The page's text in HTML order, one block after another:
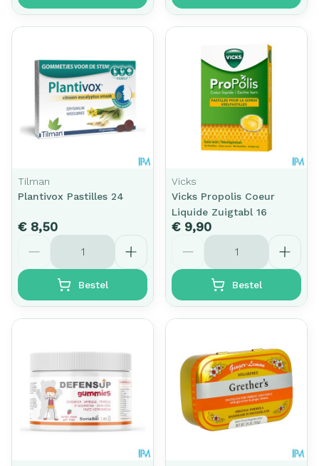
Tilman
Plantivox Pastilles 24
€ 8,50
Aantal
Bestel
Vicks
Vicks Propolis Coeur
Liquide Zuigtabl 16
€ 9,90
Aantal
Bestel